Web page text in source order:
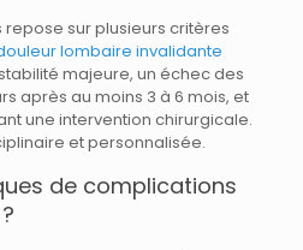
sur plusieurs critères
lombaire invalidante
majeure, un échec des
après au moins 3 à 6 mois, et
une intervention chirurgicale.
et personnalisée.
de complications